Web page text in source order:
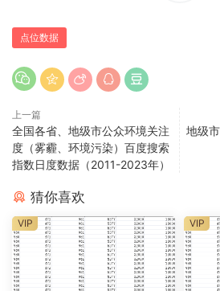
点位数据
上一篇
全国各省、地级市公众环境关注
度（雾霾、环境污染）百度搜索
指数日度数据（2011-2023年）
地级
猜你喜欢
VIP VIP